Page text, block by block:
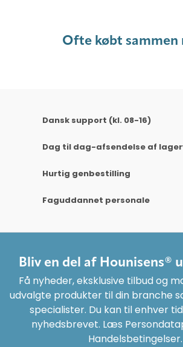
Ofte købt sammen
Dansk support (kl. 08-16)
Dag til dag-afsendelse af
Hurtig genbestilling
Faguddannet personale
Bliv en del af Hounisens®
Få nyheder, eksklusive tilbud og
udvalgte produkter til din branche
specialister. Du kan til enhver
nyhedsbrevet. Læs
Handelsbetingelser.